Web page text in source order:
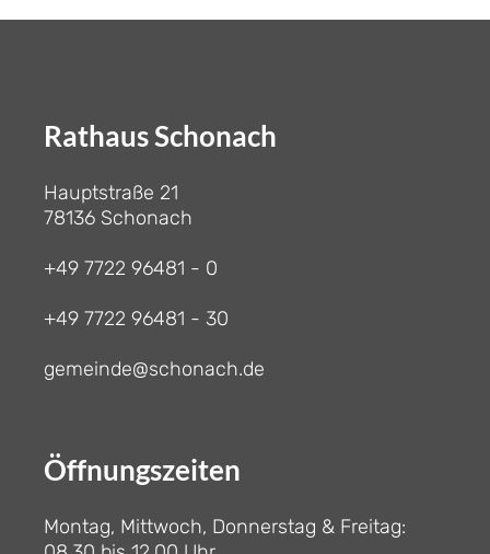
Rathaus Schonach
Hauptstraße 21
78136 Schonach
+49 7722 96481 - 0
+49 7722 96481 - 30
gemeinde@schonach.de
Öffnungszeiten
Montag, Mittwoch, Donnerstag & Freitag: